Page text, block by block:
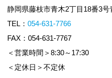
静岡県藤枝市青木2丁目18番3
TEL： 054-631-7766
FAX：054-631-7767
＜営業時間＞8:30～17:30
＜定休日＞不定休